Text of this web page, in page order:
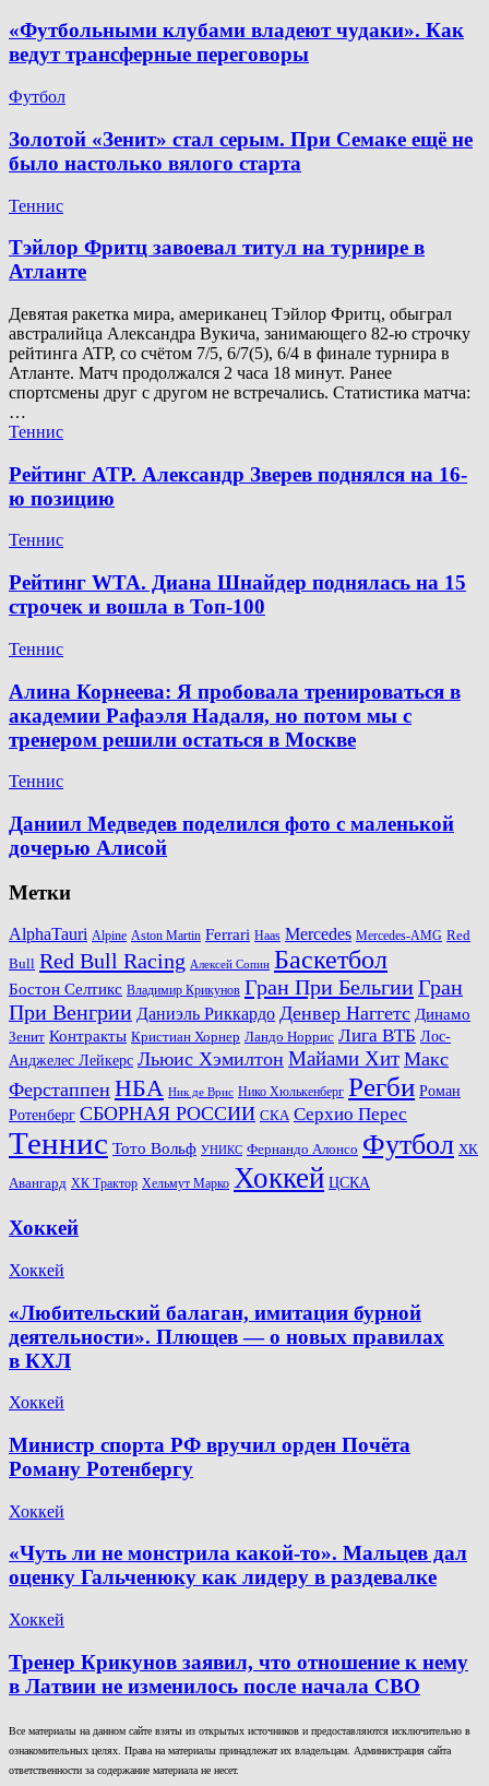
«Футбольными клубами владеют чудаки». Как
ведут трансферные переговоры
Футбол
Золотой «Зенит» стал серым. При Семаке ещё не
было настолько вялого старта
Теннис
Тэйлор Фритц завоевал титул на турнире в
Атланте
Девятая ракетка мира, американец Тэйлор Фритц, обыграл
австралийца Александра Вукича, занимающего 82-ю строчку
рейтинга ATP, со счётом 7/5, 6/7(5), 6/4 в финале турнира в
Атланте. Матч продолжался 2 часа 18 минут. Ранее
спортсмены друг с другом не встречались. Статистика матча:
…
Теннис
Рейтинг ATP. Александр Зверев поднялся на 16-
ю позицию
Теннис
Рейтинг WTA. Диана Шнайдер поднялась на 15
строчек и вошла в Топ-100
Теннис
Алина Корнеева: Я пробовала тренироваться в
академии Рафаэля Надаля, но потом мы с
тренером решили остаться в Москве
Теннис
Даниил Медведев поделился фото с маленькой
дочерью Алисой
Метки
AlphaTauri Alpine Aston Martin Ferrari Haas Mercedes Mercedes-AMG Red
Bull Red Bull Racing Алексей Сопин Баскетбол
Бостон Селтикс Владимир Крикунов Гран При БельгииГран
При Венгрии Даниэль Риккардо Денвер Наггетс Динамо
Зенит Контракты Кристиан Хорнер Ландо Норрис Лига ВТБ Лос-
Анджелес Лейкерс Льюис Хэмилтон Майами Хит Макс
Ферстаппен НБА Ник де Врис Нико Хюлькенберг Регби Роман
Ротенберг СБОРНАЯ РОССИИ СКА Серхио Перес
Теннис Тото Вольф УНИКС Фернандо Алонсо Футбол ХК
Авангард ХК Трактор Хельмут Марко Хоккей ЦСКА
Хоккей
Хоккей
«Любительский балаган, имитация бурной
деятельности». Плющев — о новых правилах
в КХЛ
Хоккей
Министр спорта РФ вручил орден Почёта
Роману Ротенбергу
Хоккей
«Чуть ли не монстрила какой-то». Мальцев дал
оценку Гальченюку как лидеру в раздевалке
Хоккей
Тренер Крикунов заявил, что отношение к нему
в Латвии не изменилось после начала СВО
Все материалы на данном сайте взяты из открытых источников и предоставляются исключительно в
ознакомительных целях. Права на материалы принадлежат их владельцам. Администрация сайта
ответственности за содержание материала не несет.